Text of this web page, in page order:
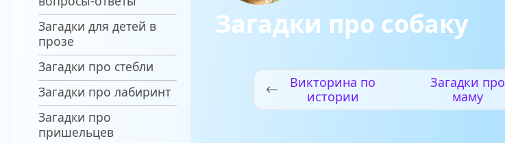
Загадки для детей в
прозе
Загадки про стебли
Загадки про лабиринт
Загадки про
пришельцев
Загадки про собаку
Викторина по
истории
Загадки про
маму